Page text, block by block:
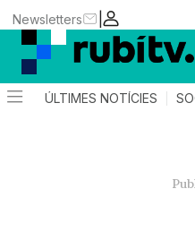
|
Newsletters
ÚLTIMES NOTÍCIES